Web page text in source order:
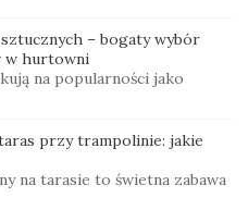
– bogaty wybór
w hurtowni
na popularności jako
przy trampolinie: jakie
na tarasie to świetna zabawa